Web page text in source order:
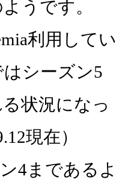
うです。
利用してい
シーズン5
状況になっ
現在）
4まであるよ